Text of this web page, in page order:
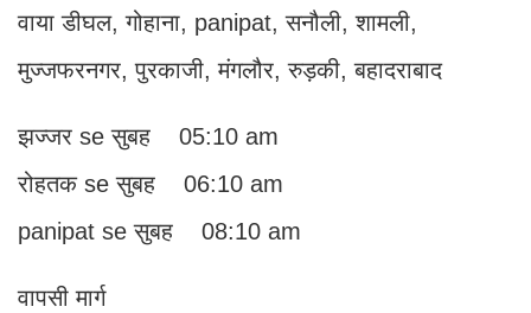
वाया डीघल, गोहाना, panipat, सनौली, शामली,
मुज्जफरनगर, पुरकाजी, मंगलौर, रुड़की, बहादराबाद
झज्जर se सुबह 05:10 am
रोहतक se सुबह 06:10 am
panipat se सुबह 08:10 am
वापसी मार्ग